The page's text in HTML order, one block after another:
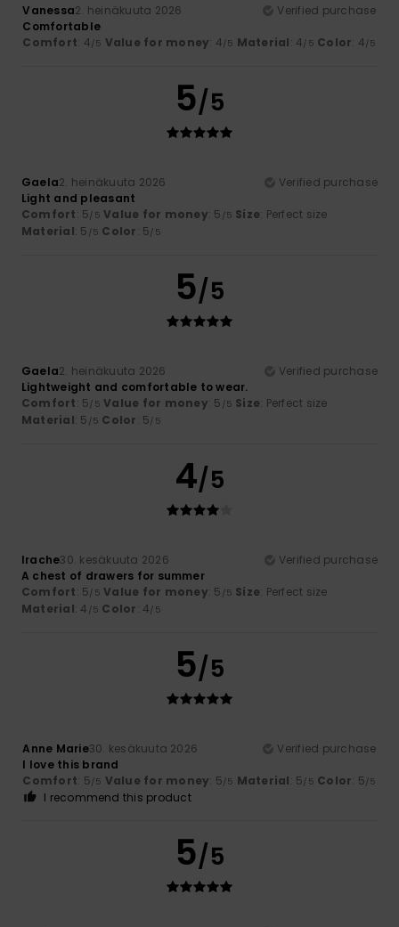
Vanessa2. heinäkuuta 2026
Verified purchase
Comfortable
Comfort: 4/5 Value for money: 4/5 Material: 4/5 Color: 4/5
5/5
Gaela2. heinäkuuta 2026
Verified purchase
Light and pleasant
Comfort: 5/5 Value for money: 5 /5 Size: Perfect size
Material: 5 /5 Color: 5/5
5/5
Gaela2. heinäkuuta 2026
Verified purchase
Lightweight and comfortable to wear.
Comfort: 5/5 Value for money: 5 /5 Size: Perfect size
Material: 5 /5 Color: 5/5
4/5
Irache30. kesäkuuta 2026
Verified purchase
A chest of drawers for summer
Comfort: 5/5 Value for money: 5 /5 Size: Perfect size
Material: 4 /5 Color: 4/5
5/5
Anne Marie30. kesäkuuta 2026
Verified purchase
I love this brand
Comfort: 5/5 Value for money: 5/5 Material: 5/5 Color: 5/5
I recommend this product
5/5